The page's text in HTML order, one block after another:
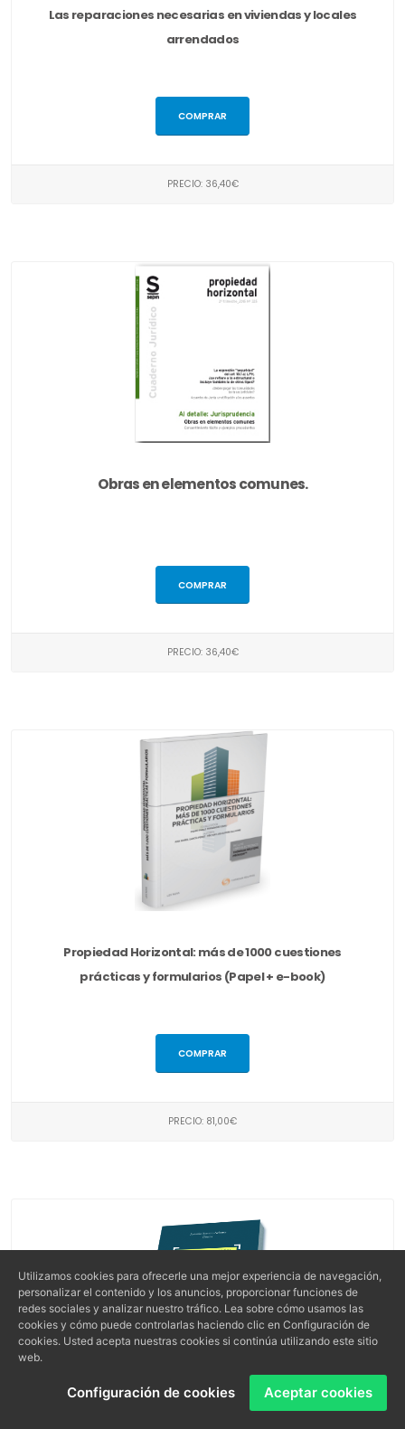
Las reparaciones necesarias en viviendas y locales
arrendados
COMPRAR
PRECIO: 36,40€
Obras en elementos comunes.
COMPRAR
PRECIO: 36,40€
Propiedad Horizontal: más de 1000 cuestiones
prácticas y formularios (Papel + e-book)
COMPRAR
PRECIO: 81,00€
Utilizamos cookies para ofrecerle una mejor experiencia de navegación,
personalizar el contenido y los anuncios, proporcionar funciones de
redes sociales y analizar nuestro tráfico. Lea sobre cómo usamos las
cookies y cómo puede controlarlas haciendo clic en Configuración de
cookies. Usted acepta nuestras cookies si continúa utilizando este sitio
web.
Configuración de cookies Aceptar cookies